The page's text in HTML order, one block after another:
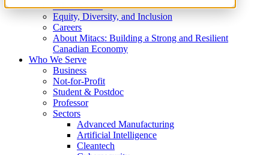
What We Do
Equity, Diversity, and Inclusion
Careers
About Mitacs: Building a Strong and Resilient
Canadian Economy
Who We Serve
Business
Not-for-Profit
Student & Postdoc
Professor
Sectors
Advanced Manufacturing
Artificial Intelligence
Cleantech